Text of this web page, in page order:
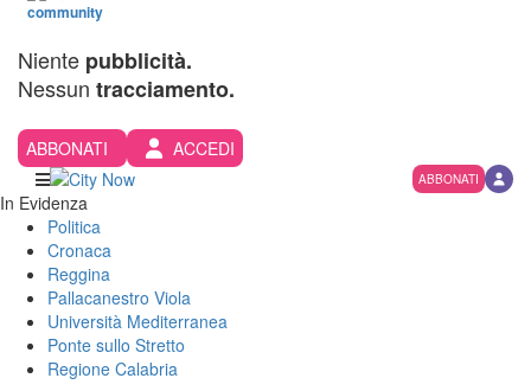
Niente pubblicità.
Nessun tracciamento.
ABBONATI ACCEDI
ABBONATI
In Evidenza
Politica
Cronaca
Reggina
Pallacanestro Viola
Università Mediterranea
Ponte sullo Stretto
Regione Calabria